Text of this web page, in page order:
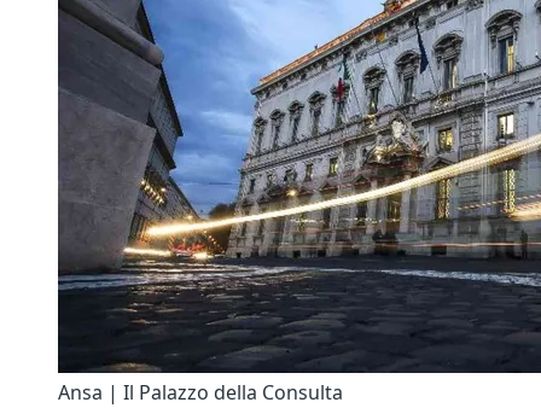
Ansa | Il Palazzo della Consulta